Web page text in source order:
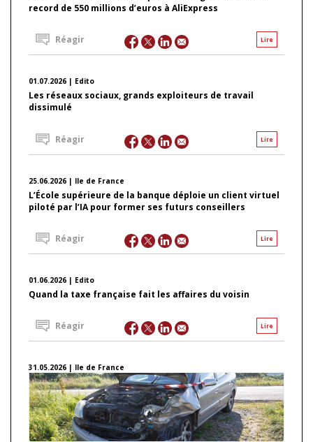
record de 550 millions d’euros à AliExpress
Lire
Réagir
01.07.2026 | Edito
Les réseaux sociaux, grands exploiteurs de travail
dissimulé
Lire
Réagir
25.06.2026 | Ile de France
L’École supérieure de la banque déploie un client virtuel
piloté par l’IA pour former ses futurs conseillers
Lire
Réagir
01.06.2026 | Edito
Quand la taxe française fait les affaires du voisin
Lire
Réagir
31.05.2026 | Ile de France